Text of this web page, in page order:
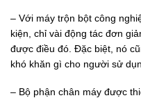
– Với máy trộn bột công
kiện, chỉ vài động tác đơn
được điều đó. Đặc biệt, nó
khó khăn gì cho người sử
– Bộ phận chân máy được